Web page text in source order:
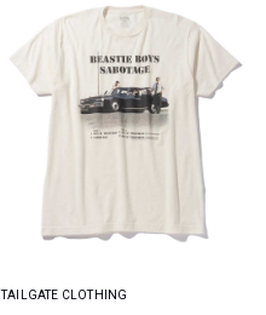
TAILGATE CLOTHING